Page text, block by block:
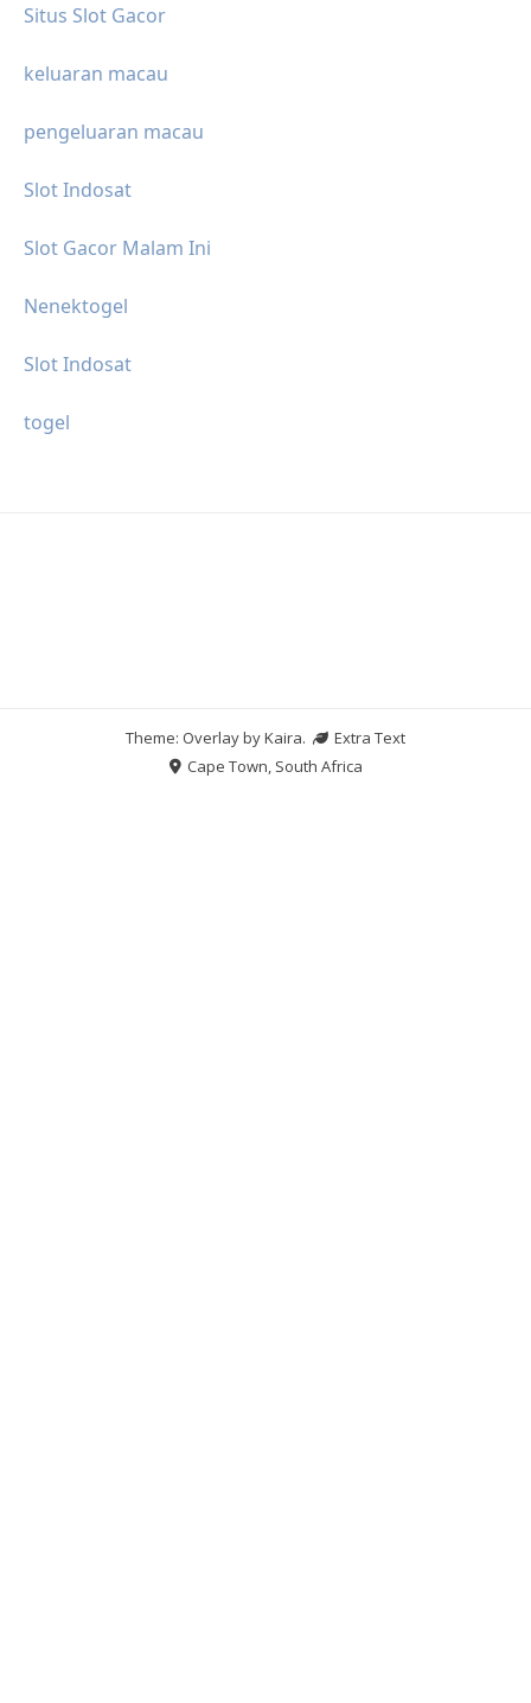
Situs Slot Gacor
keluaran macau
pengeluaran macau
Slot Indosat
Slot Gacor Malam Ini
Nenektogel
Slot Indosat
togel
Theme: Overlay byKaira.
Extra Text
Cape Town, South Africa